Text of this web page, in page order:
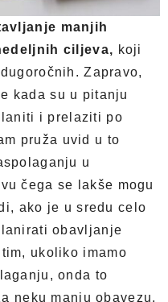
manjih
ciljeva, koji
Zapravo,
kada su u pitanju
i prelaziti po
pruža uvid u to
u
čega se lakše mogu
ako je u sredu celo
obavljanje
ukoliko imamo
onda to
neku manju obavezu.